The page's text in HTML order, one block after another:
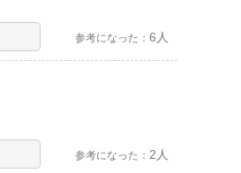
参考になった： 6人
参考になった： 2人